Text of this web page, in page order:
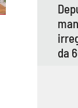
da